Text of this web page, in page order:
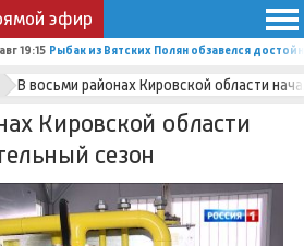
эфир
19:15 Рыбак из Вятских Полян обзавелся
В восьми районах Кировской области
Кировской области
сезон